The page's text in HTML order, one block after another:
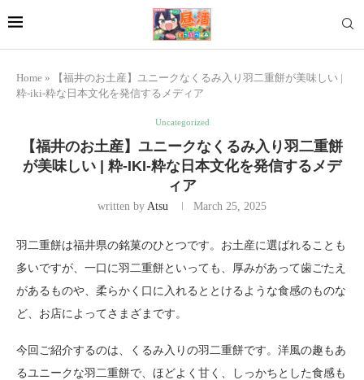
Home »
【福井のお土産】ユニークなくるみ入り羽二重餅が美味しい |
粋-iki-粋な日本文化を発信するメディア
Uncategorized
【福井のお土産】ユニークなくるみ入り羽二重餅
が美味しい | 粋-IKI-粋な日本文化を発信するメデ
ィア
written by Atsu March 25, 2025
羽二重餅は福井県の銘菓のひとつです。お土産に選ばれることも
多いですが、一口に羽二重餅といっても、厚みがあって歯ごたえ
があるものや、柔らかく口に入れるととけるような食感のものな
ど、お店によってさまざまです。
今回ご紹介するのは、くるみ入りの羽二重餅です。洋風の趣もあ
るユニークな羽二重餅で、ほどよく甘く、しっかちとした食感も